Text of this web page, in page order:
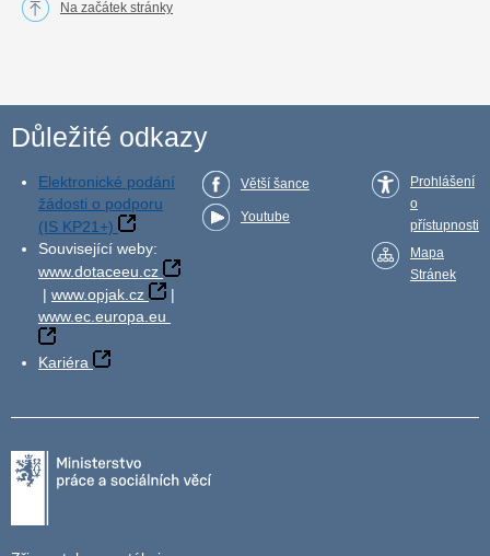
Na začátek stránky
Důležité odkazy
Elektronické podání
žádosti o podporu
(IS KP21+)
Související weby:
www.dotaceeu.cz
| www.opjak.cz
|
www.ec.europa.eu
Kariéra
Větší šance
Youtube
Prohlášení
o
přístupnosti
Mapa
Stránek